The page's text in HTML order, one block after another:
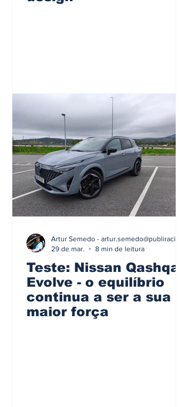
Teste: Nissan Qashqai
Evolve - o equilíbrio
continua a ser a sua
maior força
29 de mar.
8 min de leitura